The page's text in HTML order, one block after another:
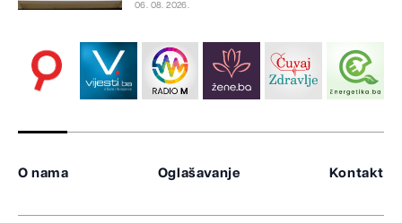
06. 08. 2026.
O nama Oglašavanje Kontakt